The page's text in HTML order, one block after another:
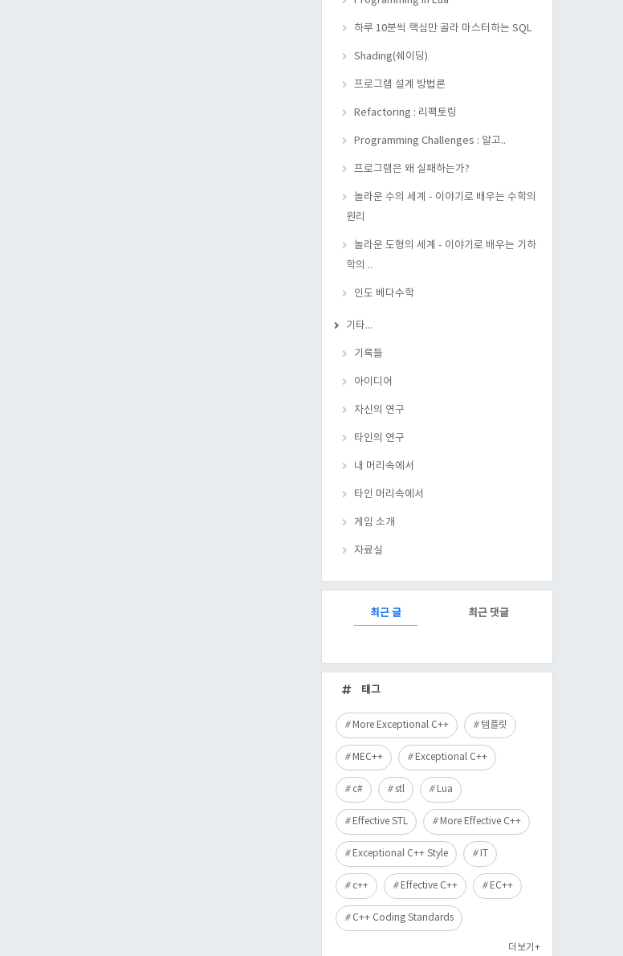
하루 10분씩 핵심만 골라 마스터하는 SQL
Shading(쉐이딩)
프로그램 설계 방법론
Refactoring : 리팩토링
Programming Challenges : 알고..
프로그램은 왜 실패하는가?
놀라운 수의 세계 - 이야기로 배우는 수학의
원리
놀라운 도형의 세계 - 이야기로 배우는 기하
학의 ..
인도 베다수학
기타...
기록들
아이디어
자신의 연구
타인의 연구
내 머리속에서
타인 머리속에서
게임 소개
자료실
RECENTLY최근 글 최근 댓글
근
글
태그
More Exceptional C++ 템플릿
MEC++ Exceptional C++
c# stl Lua
Effective STL More Effective C++
Exceptional C++ Style IT
c++ Effective C++ EC++
C++ Coding Standards
더보기+